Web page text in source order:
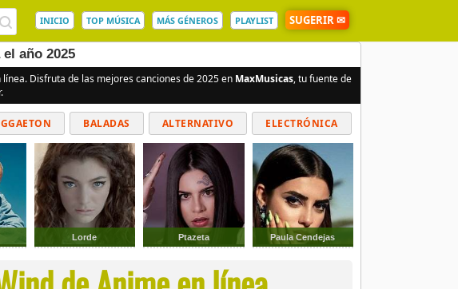
INICIO TOP MÚSICA MÁS GÉNEROS PLAYLIST SUGERIR ✉
año 2025
línea. Disfruta de las mejores canciones de 2025 en MaxMusicas, tu fuente de
BALADAS ALTERNATIVO ELECTRÓNICA
Lorde Ptazeta Paula Cendejas